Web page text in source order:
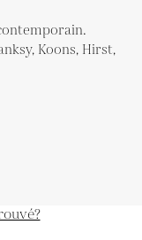
Koons, Hirst,